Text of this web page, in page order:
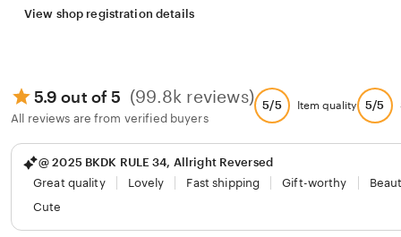
View shop registration details
5.9 out of 5 (99.8k reviews)
All reviews are from verified buyers
5/5 Item quality 5/5
@ 2025 BKDK RULE 34, Allright Reversed
Great quality
Lovely Fast shipping Gift-worthy
Cute